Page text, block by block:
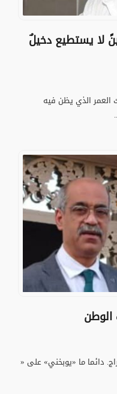
لا يستطيع دخيلٌ
العمر الذي يظن فيه
دائما ما «يوبخني» على «